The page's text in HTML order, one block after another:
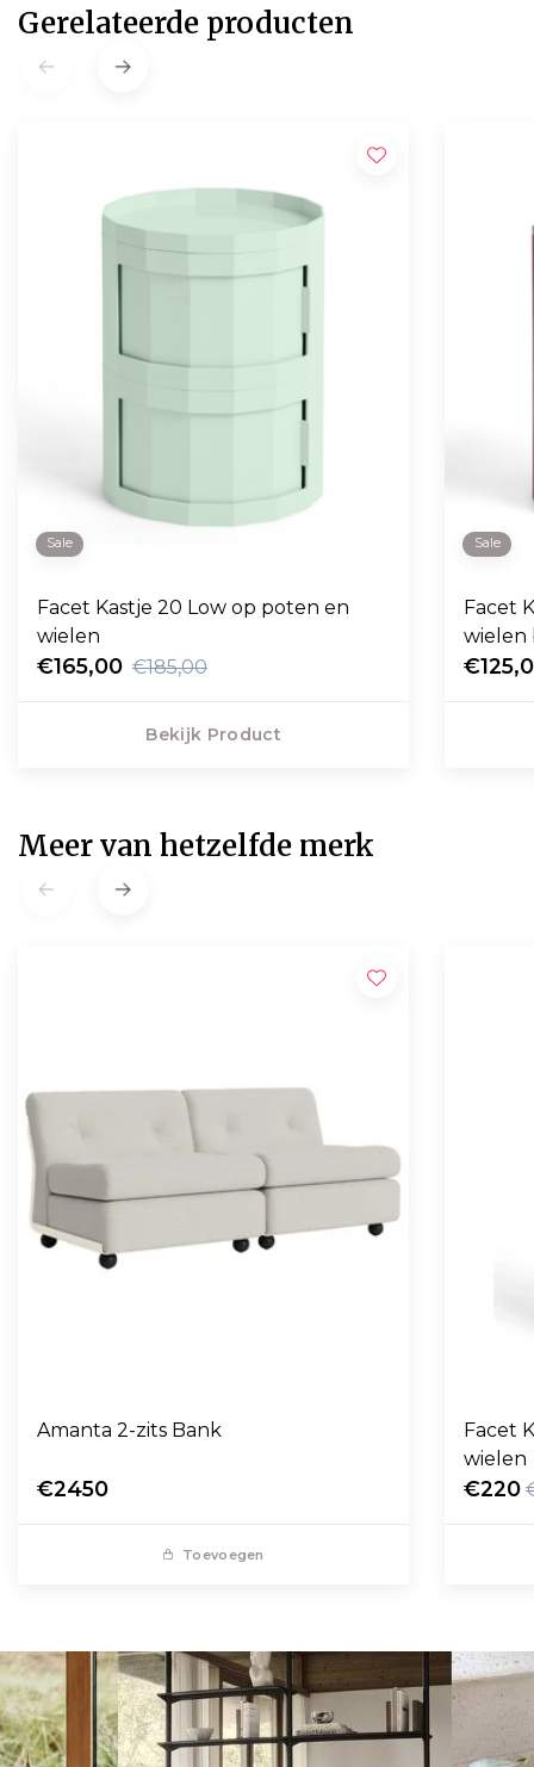
Gerelateerde producten
Sale
Facet Kastje 20 Low op poten en
wielen
€165,00 €185,00
Bekijk Product
Sale
Facet
Meer van hetzelfde merk
Amanta 2-zits Bank
€2450
Toevoegen
Facet
wielen
€220